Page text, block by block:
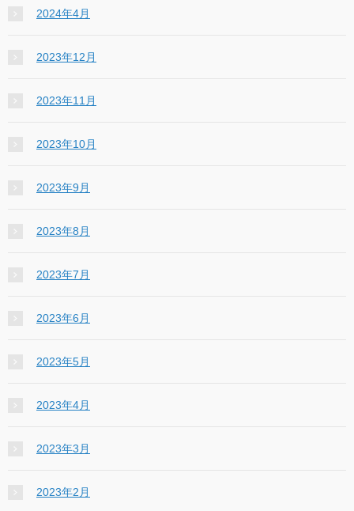
2024年4月
2023年12月
2023年11月
2023年10月
2023年9月
2023年8月
2023年7月
2023年6月
2023年5月
2023年4月
2023年3月
2023年2月